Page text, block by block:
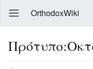
OrthodoxWiki